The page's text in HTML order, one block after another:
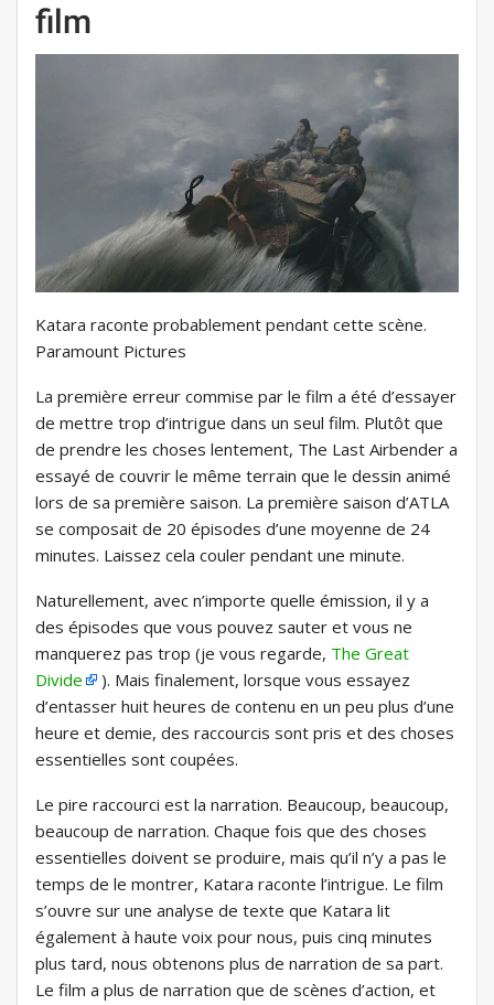
film
Katara raconte probablement pendant cette scène.
Paramount Pictures
La première erreur commise par le film a été d’essayer
de mettre trop d’intrigue dans un seul film. Plutôt que
de prendre les choses lentement, The Last Airbender a
essayé de couvrir le même terrain que le dessin animé
lors de sa première saison. La première saison d’ATLA
se composait de 20 épisodes d’une moyenne de 24
minutes. Laissez cela couler pendant une minute.
Naturellement, avec n’importe quelle émission, il y a
des épisodes que vous pouvez sauter et vous ne
manquerez pas trop (je vous regarde, The Great
Divide
). Mais finalement, lorsque vous essayez
d’entasser huit heures de contenu en un peu plus d’une
heure et demie, des raccourcis sont pris et des choses
essentielles sont coupées.
Le pire raccourci est la narration. Beaucoup, beaucoup,
beaucoup de narration. Chaque fois que des choses
essentielles doivent se produire, mais qu’il n’y a pas le
temps de le montrer, Katara raconte l’intrigue. Le film
s’ouvre sur une analyse de texte que Katara lit
également à haute voix pour nous, puis cinq minutes
plus tard, nous obtenons plus de narration de sa part.
Le film a plus de narration que de scènes d’action, et